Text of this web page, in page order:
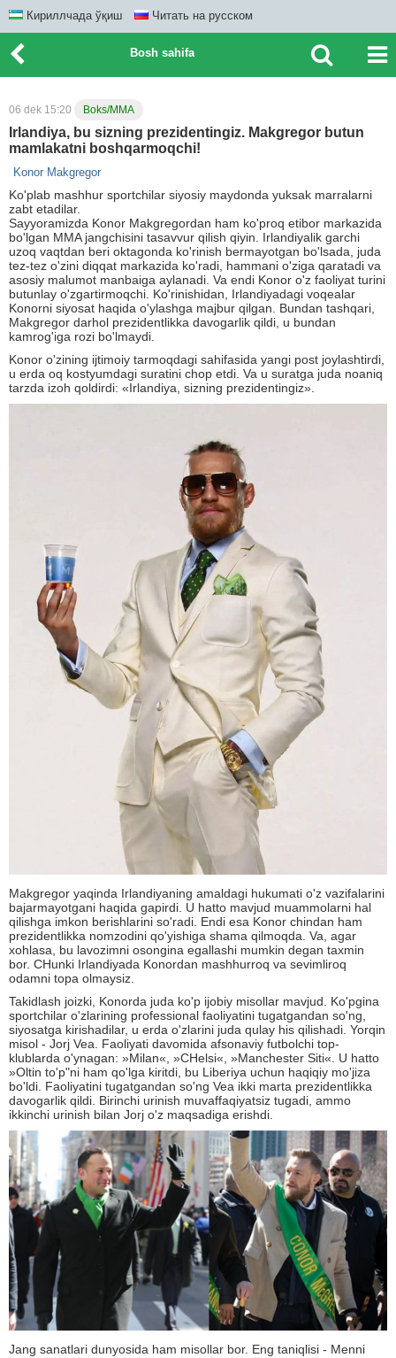
Кириллчада ўқиш Читать на русском
Bosh sahifa
06 dek 15:20 Boks/MMA
Irlandiya, bu sizning prezidentingiz. Makgregor butun
mamlakatni boshqarmoqchi!
Konor Makgregor
Ko'plab mashhur sportchilar siyosiy maydonda yuksak marralarni
zabt etadilar.
Sayyoramizda Konor Makgregordan ham ko'proq etibor markazida
bo'lgan MMA jangchisini tasavvur qilish qiyin. Irlandiyalik garchi
uzoq vaqtdan beri oktagonda ko'rinish bermayotgan bo'lsada, juda
tez-tez o'zini diqqat markazida ko'radi, hammani o'ziga qaratadi va
asosiy malumot manbaiga aylanadi. Va endi Konor o'z faoliyat turini
butunlay o'zgartirmoqchi. Ko'rinishidan, Irlandiyadagi voqealar
Konorni siyosat haqida o'ylashga majbur qilgan. Bundan tashqari,
Makgregor darhol prezidentlikka davogarlik qildi, u bundan
kamrog'iga rozi bo'lmaydi.
Konor o'zining ijtimoiy tarmoqdagi sahifasida yangi post joylashtirdi,
u erda oq kostyumdagi suratini chop etdi. Va u suratga juda noaniq
tarzda izoh qoldirdi: «Irlandiya, sizning prezidentingiz».
Makgregor yaqinda Irlandiyaning amaldagi hukumati o'z vazifalarini
bajarmayotgani haqida gapirdi. U hatto mavjud muammolarni hal
qilishga imkon berishlarini so'radi. Endi esa Konor chindan ham
prezidentlikka nomzodini qo'yishiga shama qilmoqda. Va, agar
xohlasa, bu lavozimni osongina egallashi mumkin degan taxmin
bor. CHunki Irlandiyada Konordan mashhurroq va sevimliroq
odamni topa olmaysiz.
Takidlash joizki, Konorda juda ko'p ijobiy misollar mavjud. Ko'pgina
sportchilar o'zlarining professional faoliyatini tugatgandan so'ng,
siyosatga kirishadilar, u erda o'zlarini juda qulay his qilishadi. Yorqin
misol - Jorj Vea. Faoliyati davomida afsonaviy futbolchi top-
klublarda o'ynagan: »Milan«, »CHelsi«, »Manchester Siti«. U hatto
»Oltin to'p"ni ham qo'lga kiritdi, bu Liberiya uchun haqiqiy mo'jiza
bo'ldi. Faoliyatini tugatgandan so'ng Vea ikki marta prezidentlikka
davogarlik qildi. Birinchi urinish muvaffaqiyatsiz tugadi, ammo
ikkinchi urinish bilan Jorj o'z maqsadiga erishdi.
Jang sanatlari dunyosida ham misollar bor. Eng taniqlisi - Menni